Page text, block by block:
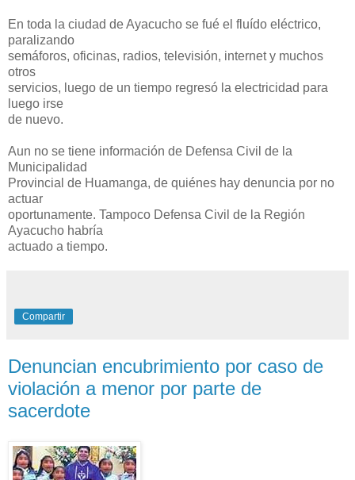
En toda la ciudad de Ayacucho se fué el fluído eléctrico,
paralizando
semáforos, oficinas, radios, televisión, internet y muchos
otros
servicios, luego de un tiempo regresó la electricidad para
luego irse
de nuevo.
Aun no se tiene información de Defensa Civil de la
Municipalidad
Provincial de Huamanga, de quiénes hay denuncia por no
actuar
oportunamente. Tampoco Defensa Civil de la Región
Ayacucho habría
actuado a tiempo.
Compartir
Denuncian encubrimiento por caso de
violación a menor por parte de
sacerdote